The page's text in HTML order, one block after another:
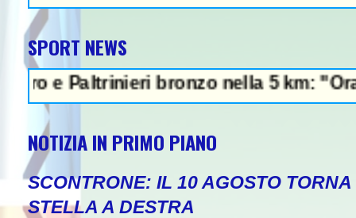
SPORT NEWS
bronzo nella 5 km: "Ora ci
NOTIZIA IN PRIMO PIANO
SCONTRONE: IL 10 AGOSTO
STELLA A DESTRA